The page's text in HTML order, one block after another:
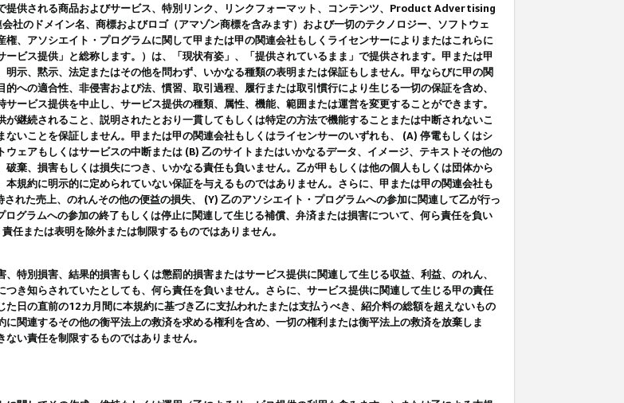
提供される商品およびサービス、特別リンク、リンクフォーマット、コンテンツ、Product Advertising
社のドメイン名、商標およびロゴ（アマゾン商標を含みます）および一切のテクノロジー、ソフトウェ
、アソシエイト・プログラムに関して甲または甲の関連会社もしくライセンサーによりまたはこれらに
ビス提供」と総称します。）は、「現状有姿」、「提供されているまま」で提供されます。甲または甲
示、黙示、法定またはその他を問わず、いかなる種類の表明または保証もしません。甲ならびに甲の関
への適合性、非侵害および法、慣習、取引過程、履行または取引慣行により生じる一切の保証を含め、
ービス提供を中止し、サービス提供の種類、属性、機能、範囲または運営を変更することができます。
継続されること、説明されたとおり一貫してもしくは特定の方法で機能することまたは中断されないこ
いことを保証しません。甲または甲の関連会社もしくはライセンサーのいずれも、 (A) 停電もしくはシ
ェアもしくはサービスの中断または (B) 乙のサイトまたはいかなるデータ、イメージ、テキストその他の
棄、損害もしくは損失につき、いかなる責任も負いません。乙が甲もしくは他の個人もしくは団体から
規約に明示的に定められていない保証を与えるものではありません。さらに、甲または甲の関連会社も
れた売上、のれんその他の便益の損失、 (Y) 乙のアソシエイト・プログラムへの参加に関連して乙が行っ
グラムへの参加の終了もしくは停止に関連して生じる補償、弁済または損害について、何ら責任を負い
任または表明を除外または制限するものではありません。
特別損害、結果的損害もしくは懲罰的損害またはサービス提供に関連して生じる収益、利益、のれん、
き知らされていたとしても、何ら責任を負いません。さらに、サービス提供に関連して生じる甲の責任
日の直前の12カ月間に本規約に基づき乙に支払われたまたは支払うべき、紹介料の総額を超えないもの
関連するその他の衡平法上の救済を求める権利を含め、一切の権利または衡平法上の救済を放棄しま
い責任を制限するものではありません。